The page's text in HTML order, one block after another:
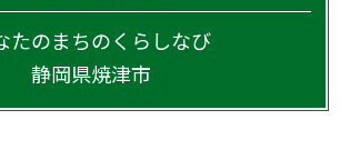
たのまちのくらしなび
静岡県焼津市